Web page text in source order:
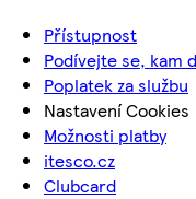
Přístupnost
Podívejte se, kam
Poplatek za službu
Nastavení Cookies
Možnosti platby
itesco.cz
Clubcard